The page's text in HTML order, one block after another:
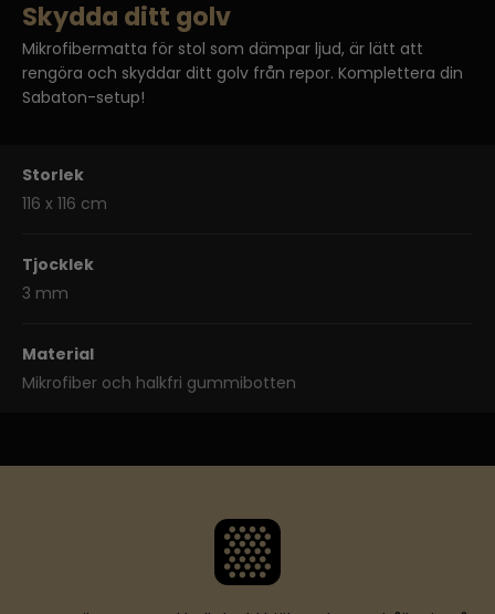
Skydda ditt golv
Mikrofibermatta för stol som dämpar ljud, är lätt att
rengöra och skyddar ditt golv från repor. Komplettera din
Sabaton-setup!
Storlek
116 x 116 cm
Tjocklek
3 mm
Material
Mikrofiber och halkfri gummibotten